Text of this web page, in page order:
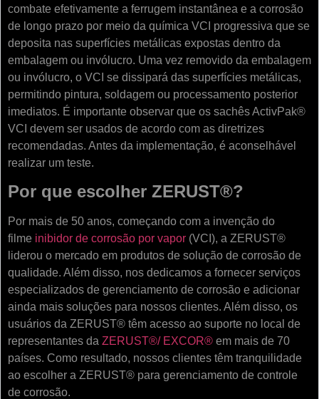
combate efetivamente a ferrugem instantânea e a corrosão
de longo prazo por meio da química VCI progressiva que se
deposita nas superfícies metálicas expostas dentro da
embalagem ou invólucro. Uma vez removido da embalagem
ou invólucro, o VCI se dissipará das superfícies metálicas,
permitindo pintura, soldagem ou processamento posterior
imediatos. É importante observar que os sachês ActivPak®
VCI devem ser usados ​​de acordo com as diretrizes
recomendadas. Antes da implementação, é aconselhável
realizar um teste.
Por que escolher ZERUST®?
Por mais de 50 anos, começando com a invenção do
filme inibidor de corrosão por vapor (VCI), a ZERUST®
liderou o mercado em produtos de solução de corrosão de
qualidade. Além disso, nos dedicamos a fornecer serviços
especializados de gerenciamento de corrosão e adicionar
ainda mais soluções para nossos clientes. Além disso, os
usuários da ZERUST® têm acesso ao suporte no local de
representantes da ZERUST®/ EXCOR® em mais de 70
países. Como resultado, nossos clientes têm tranquilidade
ao escolher a ZERUST® para gerenciamento de controle
de corrosão.